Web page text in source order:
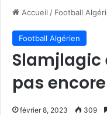
Accueil / Football
Football Algérien
Slamjlagic
pas
février 8, 2023 309